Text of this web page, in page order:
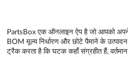
PartsBox एक ऑनलाइन ऐप है जो आपको अपने
BOM मूल्य निर्धारण और छोटे पैमाने के
ट्रैक करता है कि घटक कहाँ संग्रहीत हैं,